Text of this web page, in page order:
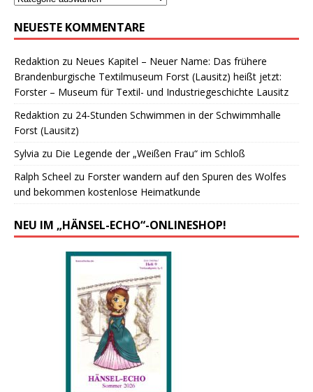
NEUESTE KOMMENTARE
Redaktion zu Neues Kapitel – Neuer Name: Das frühere
Brandenburgische Textilmuseum Forst (Lausitz) heißt jetzt:
Forster – Museum für Textil- und Industriegeschichte Lausitz
Redaktion zu 24-Stunden Schwimmen in der Schwimmhalle
Forst (Lausitz)
Sylvia zu Die Legende der „Weißen Frau“ im Schloß
Ralph Scheel zu Forster wandern auf den Spuren des Wolfes
und bekommen kostenlose Heimatkunde
NEU IM „HÄNSEL-ECHO“-ONLINESHOP!